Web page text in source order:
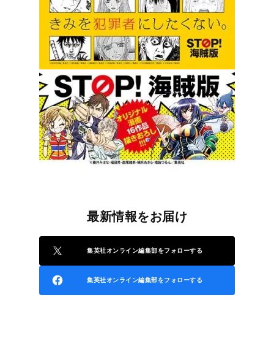
最新情報をお届け
集英社オンライン編集部をフォローする
集英社オンライン編集部をフォローする